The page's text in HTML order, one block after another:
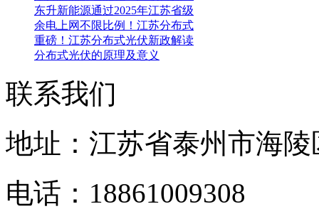
东升新能源通过2025年江苏省级
余电上网不限比例！江苏分布式
重磅！江苏分布式光伏新政解读
分布式光伏的原理及意义
联系我们
地址：江苏省泰州市海
电话：18861009308